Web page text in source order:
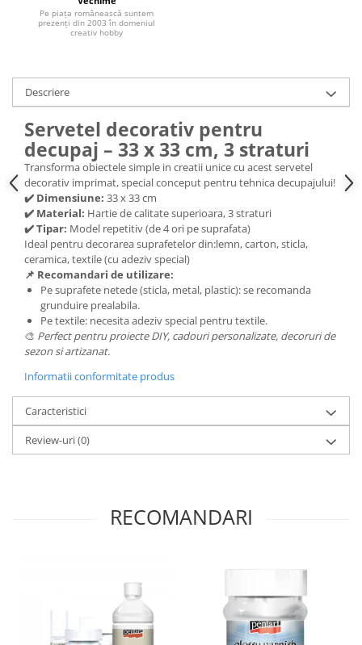
Hartie craft
Carton/Hartie unicolor
Hartie creponata
Hartie dantelata
Hartie matase
Hartie origami
Hartie reciclata/manuala
Plicuri
Carton
Rame, albume, notesuri
Masti
Forme/Figurine carton
Panglici, snururi, sarma
Dantela
Panglici craciun
Snur/sfoara/fir
Metal
Aplice decor
Stampile silicon
Pe piața românească suntem
prezenți din 2003 în domeniul
creativ hobby
Descriere
Servetel decorativ pentru
decupaj – 33 x 33 cm, 3 straturi
Transforma obiectele simple in creatii unice cu acest servetel
decorativ imprimat, special conceput pentru tehnica decupajului!
✔️ Dimensiune: 33 x 33 cm
✔️ Material: Hartie de calitate superioara, 3 straturi
✔️ Tipar: Model repetitiv (de 4 ori pe suprafata)
Ideal pentru decorarea suprafetelor din:lemn, carton, sticla,
ceramica, textile (cu adeziv special)
📌 Recomandari de utilizare:
Pe suprafete netede (sticla, metal, plastic): se recomanda
grunduire prealabila.
Pe textile: necesita adeziv special pentru textile.
🎨 Perfect pentru proiecte DIY, cadouri personalizate, decoruri de
sezon si artizanat.
Informatii conformitate produs
Caracteristici
Review-uri(0)
RECOMANDARI